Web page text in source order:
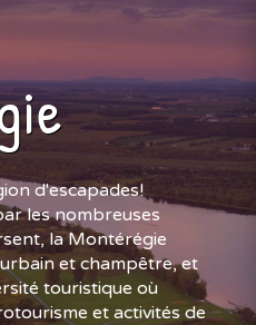
d'escapades!
les nombreuses
la Montérégie
et champêtre, et
touristique où
et activités de